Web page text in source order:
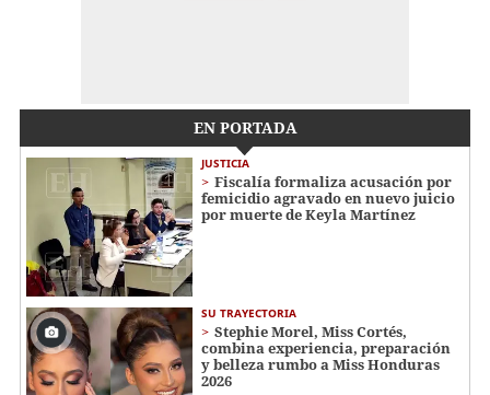
EN PORTADA
JUSTICIA
Fiscalía formaliza acusación por
femicidio agravado en nuevo juicio
por muerte de Keyla Martínez
SU TRAYECTORIA
Stephie Morel, Miss Cortés,
combina experiencia, preparación
y belleza rumbo a Miss Honduras
2026